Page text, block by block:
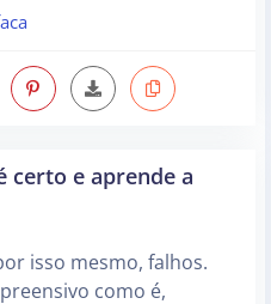
certo e aprende a
isso mesmo, falhos.
como é,